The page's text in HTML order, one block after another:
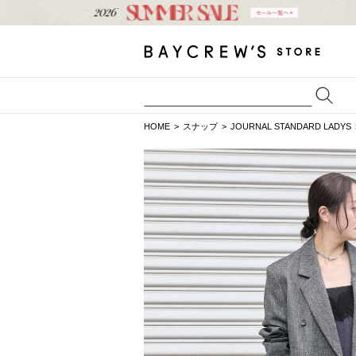
HOME スナップ JOURNAL STANDARD LADYS